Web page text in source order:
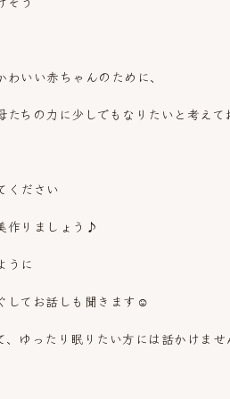
わいい赤ちゃんのために、
たちの力に少しでもなりたいと考えて
ください
作りましょう♪
うに
してお話しも聞きます☺️
、ゆったり眠りたい方には話かけませ